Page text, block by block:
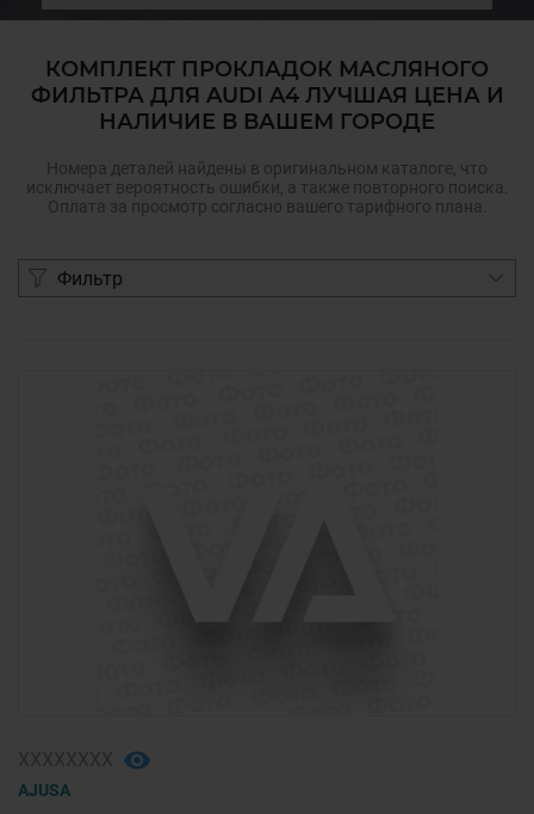
КОМПЛЕКТ ПРОКЛАДОК МАСЛЯНОГО
ФИЛЬТРА ДЛЯ AUDI A4 ЛУЧШАЯ ЦЕНА И
НАЛИЧИЕ В ВАШЕМ ГОРОДЕ
Номера деталей найдены в оригинальном каталоге, что
исключает вероятность ошибки, а также повторного поиска.
Оплата за просмотр согласно вашего тарифного плана.
Фильтр
AJUSA